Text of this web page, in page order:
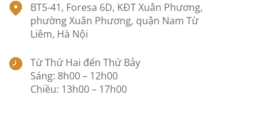
BT5-41, Foresa 6D, KĐT Xuân Phương,
phường Xuân Phương, quận Nam Từ
Liêm, Hà Nội
Từ Thứ Hai đến Thứ Bảy
Sáng: 8h00 – 12h00
Chiều: 13h00 – 17h00